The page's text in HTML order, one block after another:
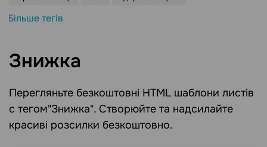
Більше тегів
Знижка
Перегляньте безкоштовні HTML шаблони листів
c тегом"Знижка". Створюйте та надсилайте
красиві розсилки безкоштовно.